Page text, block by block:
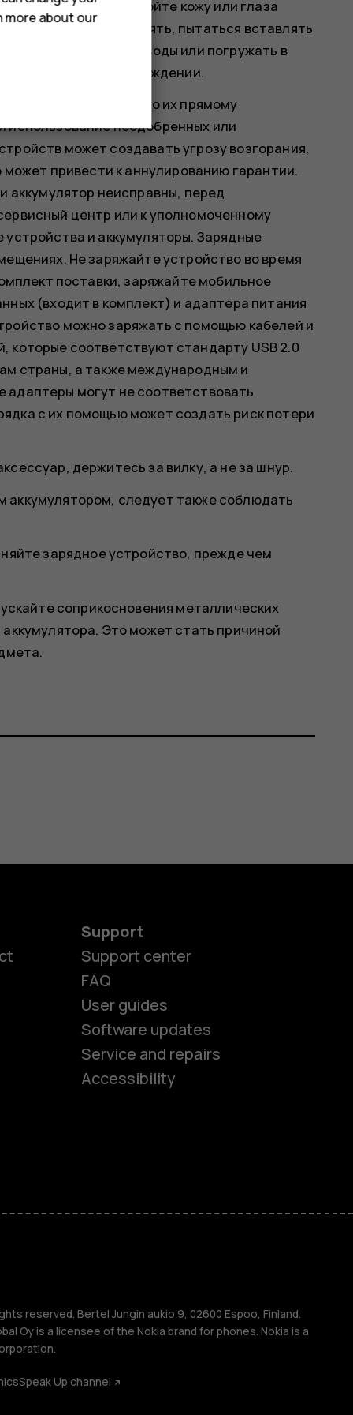
немедленно промойте кожу или глаза
Запрещается изменять, пытаться вставлять
его воздействию воды или погружать в
при повреждении.
только по их прямому
неодобренных или
может создавать угрозу возгорания,
привести к аннулированию гарантии.
аккумулятор неисправны, перед
центр или к уполномоченному
и аккумуляторы. Зарядные
Не заряжайте устройство во время
поставки, заряжайте мобильное
(входит в комплект) и адаптера питания
можно заряжать с помощью кабелей и
соответствуют стандарту USB 2.0
страны, а также международным и
могут не соответствовать
с их помощью может создать риск потери
держитесь за вилку, а не за шнур.
следует также соблюдать
зарядное устройство, прежде чем
соприкосновения металлических
Это может стать причиной
Support
Support center
FAQ
User guides
Software updates
Service and repairs
Accessibility
reserved. Bertel Jungin aukio 9, 02600 Espoo, Finland.
Oy is a licensee of the Nokia brand for phones. Nokia is a
Speak Up channel
more about our